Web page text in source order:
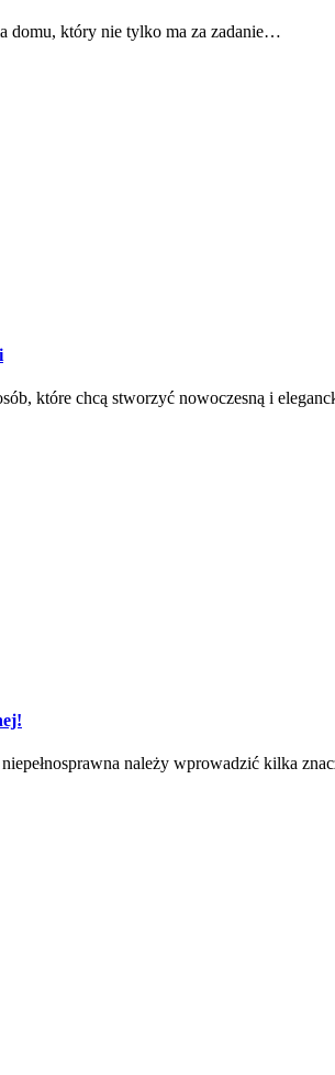
domu, który nie tylko ma za zadanie…
które chcą stworzyć nowoczesną i
należy wprowadzić kilka